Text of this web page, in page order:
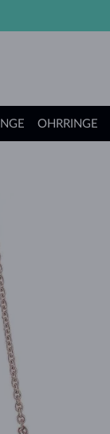
OHRRINGE